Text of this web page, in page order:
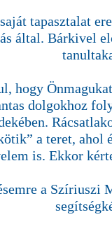
tapasztalat
által. Bárkivel
hogy
dolgokhoz
a teret,
is. Ekkor
a Szíriuszi